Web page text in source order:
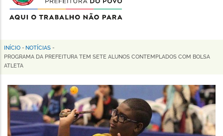
de
Horizonte
Trilha
de
navegação
INÍCIO - NOTÍCIAS -
PROGRAMA DA PREFEITURA TEM SETE ALUNOS CONTEMPLADOS COM BOLSA
ATLETA